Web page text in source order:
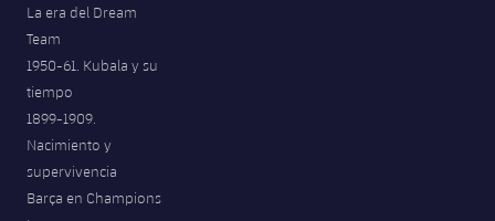
La era del Dream
Team
1950-61. Kubala y su
tiempo
1899-1909.
Nacimiento y
supervivencia
Barça en Champions